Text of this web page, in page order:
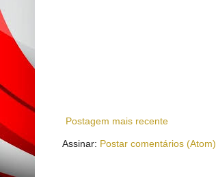
Postagem mais recente
Assinar: Postar comentários (Atom)